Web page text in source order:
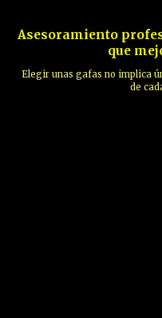
Asesoramiento
que
Elegir unas gafas no implica
de